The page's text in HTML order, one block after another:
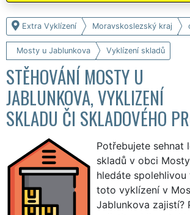
Extra Vyklízení Moravskoslezský kraj
Mosty u Jablunkova Vyklízení skladů
STĚHOVÁNÍ MOSTY U
JABLUNKOVA, VYKLIZENÍ
SKLADU ČI SKLADOVÉHO
Potřebujete sehnat
skladů v obci
hledáte
toto vyklízení v
Jablunkova zajistí?